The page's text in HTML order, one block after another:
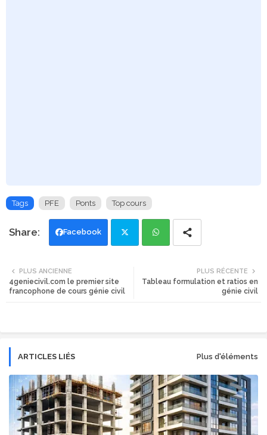
Tags PFE Ponts Top cours
Facebook
ats
PLUS RÉCENTE
Tableau formulation et ratios en
génie civil
PLUS ANCIENNE
4geniecivil.com le premier site
francophone de cours génie civil
ARTICLES LIÉS Plus d'éléments